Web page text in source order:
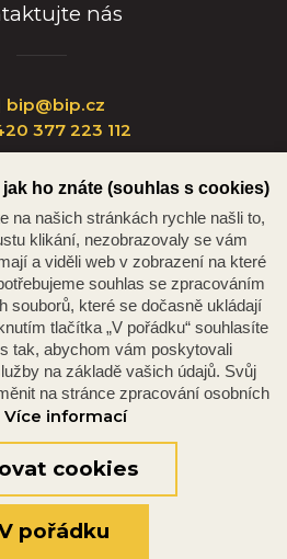
nás
bip@bip.cz
377 223 112
234/35, 301 00 Plzeň
ho znáte (souhlas s cookies)
na našich stránkách rychle našli to,
klikání, nezobrazovaly se vám
a viděli web v zobrazení na které
souhlas se zpracováním
souborů, které se dočasně ukládají
tlačítka „V pořádku“ souhlasíte
tak, abychom vám poskytovali
na základě vašich údajů. Svůj
na stránce zpracování osobních
Více informací
cookies
pořádku